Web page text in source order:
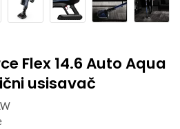
Flex 14.6 Auto Aqua
usisavač